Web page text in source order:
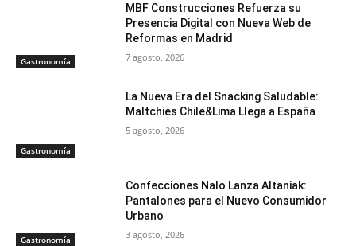
Gastronomía
MBF Construcciones Refuerza su
Presencia Digital con Nueva Web de
Reformas en Madrid
7 agosto, 2026
Gastronomía
La Nueva Era del Snacking Saludable:
Maltchies Chile&Lima Llega a España
5 agosto, 2026
Gastronomía
Confecciones Nalo Lanza Altaniak:
Pantalones para el Nuevo Consumidor
Urbano
3 agosto, 2026